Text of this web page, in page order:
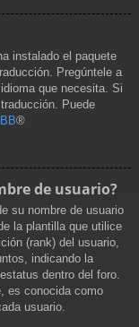
instalado el paquete
Pregúntele a
que necesita. Si
Puede
®
de usuario?
su nombre de usuario
la plantilla que utilice
(rank) del usuario,
indicando la
dentro del foro.
es conocida como
usuario.